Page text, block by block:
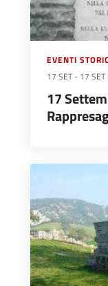
EVENTI
17 SET - 17
17